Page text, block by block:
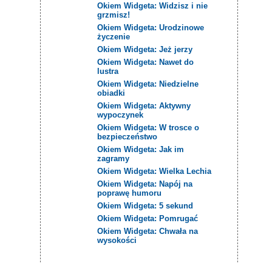
Okiem Widgeta: Widzisz i nie
grzmisz!
Okiem Widgeta: Urodzinowe
życzenie
Okiem Widgeta: Jeż jerzy
Okiem Widgeta: Nawet do
lustra
Okiem Widgeta: Niedzielne
obiadki
Okiem Widgeta: Aktywny
wypoczynek
Okiem Widgeta: W trosce o
bezpieczeństwo
Okiem Widgeta: Jak im
zagramy
Okiem Widgeta: Wielka Lechia
Okiem Widgeta: Napój na
poprawę humoru
Okiem Widgeta: 5 sekund
Okiem Widgeta: Pomrugać
Okiem Widgeta: Chwała na
wysokości